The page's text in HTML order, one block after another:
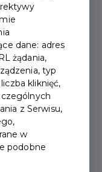
dane: adres
żądania,
typ
kliknięć,
z Serwisu,
w
podobne